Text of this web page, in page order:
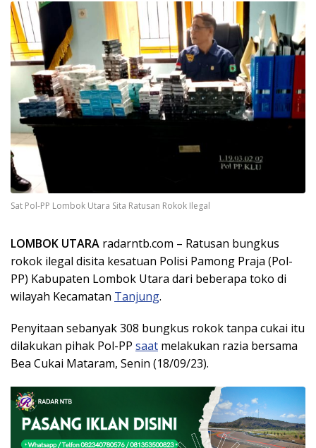
Sat Pol-PP Lombok Utara Sita Ratusan Rokok Ilegal
LOMBOK UTARA radarntb.com – Ratusan bungkus
rokok ilegal disita kesatuan Polisi Pamong Praja (Pol-
PP) Kabupaten Lombok Utara dari beberapa toko di
wilayah Kecamatan Tanjung.
Penyitaan sebanyak 308 bungkus rokok tanpa cukai itu
dilakukan pihak Pol-PP saat melakukan razia bersama
Bea Cukai Mataram, Senin (18/09/23).